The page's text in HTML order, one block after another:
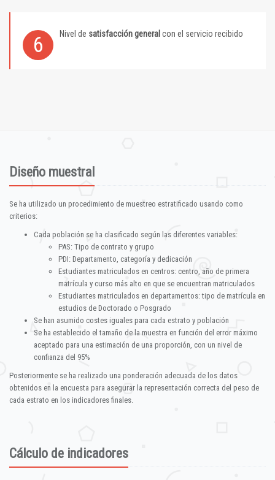
6 Nivel de satisfacción general con el servicio recibido
Diseño muestral
Se ha utilizado un procedimiento de muestreo estratificado usando como
criterios:
Cada población se ha clasificado según las diferentes variables:
PAS: Tipo de contrato y grupo
PDI: Departamento, categoría y dedicación
Estudiantes matriculados en centros: centro, año de primera
matrícula y curso más alto en que se encuentran matriculados
Estudiantes matriculados en departamentos: tipo de matrícula en
estudios de Doctorado o Posgrado
Se han asumido costes iguales para cada estrato y población
Se ha establecido el tamaño de la muestra en función del error máximo
aceptado para una estimación de una proporción, con un nivel de
confianza del 95%
Posteriormente se ha realizado una ponderación adecuada de los datos
obtenidos en la encuesta para asegurar la representación correcta del peso de
cada estrato en los indicadores finales.
Cálculo de indicadores